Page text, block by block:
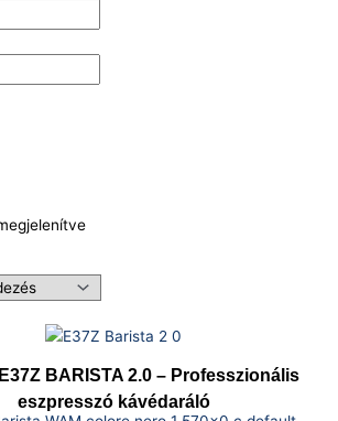
BARISTA 2.0 – Professzionális
eszpresszó kávédaráló